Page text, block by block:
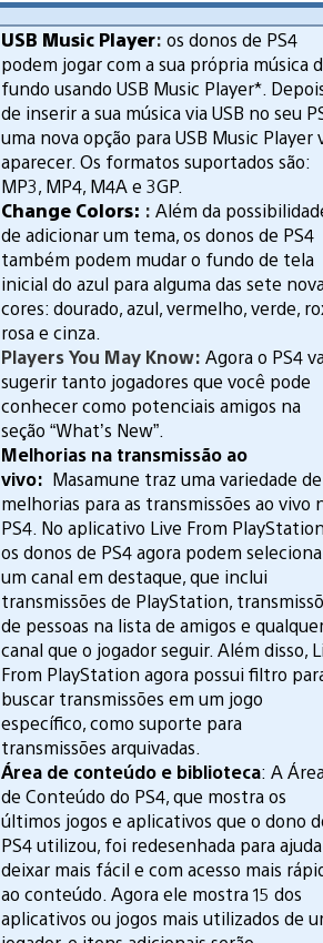
USB Music Player: os donos de PS4
podem jogar com a sua própria música
fundo usando USB Music Player*.
de inserir a sua música via USB no seu
uma nova opção para USB Music Player
aparecer. Os formatos suportados são:
MP3, MP4, M4A e 3GP.
Change Colors: : Além da
de adicionar um tema, os donos de PS4
também podem mudar o fundo de tela
inicial do azul para alguma das sete
cores: dourado, azul, vermelho, verde,
rosa e cinza.
Players You May Know: Agora o PS4
sugerir tanto jogadores que você pode
conhecer como potenciais amigos na
seção “What’s New”.
Melhorias na transmissão ao
vivo: Masamune traz uma variedade de
melhorias para as transmissões ao vivo
PS4. No aplicativo Live From
os donos de PS4 agora podem
um canal em destaque, que inclui
transmissões de PlayStation,
de pessoas na lista de amigos e
canal que o jogador seguir. Além disso,
From PlayStation agora possui filtro
buscar transmissões em um jogo
específico, como suporte para
transmissões arquivadas.
Área de conteúdo e biblioteca: A
de Conteúdo do PS4, que mostra os
últimos jogos e aplicativos que o dono
PS4 utilizou, foi redesenhada para
deixar mais fácil e com acesso mais
ao conteúdo. Agora ele mostra 15 dos
aplicativos ou jogos mais utilizados de